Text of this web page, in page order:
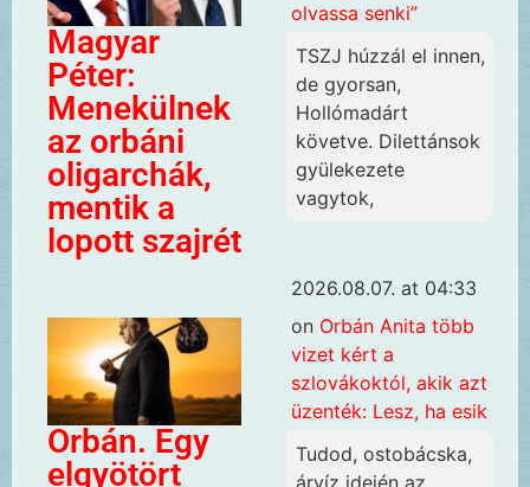
Magyar
Péter:
Menekülnek
az orbáni
oligarchák,
mentik a
lopott szajrét
Orbán. Egy
elgyötört
olvassa senki”
TSZJ húzzál el innen,
de gyorsan,
Hollómadárt
követve. Dilettánsok
gyülekezete
vagytok,
2026.08.07. at 04:33
on Orbán Anita több
vizet kért a
szlovákoktól, akik azt
üzenték: Lesz, ha esik
Tudod, ostobácska,
árvíz idején az